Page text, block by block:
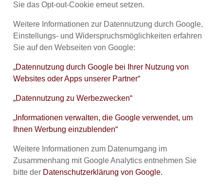
Sie das Opt-out-Cookie erneut setzen.
Weitere Informationen zur Datennutzung durch Google,
Einstellungs- und Widerspruchsmöglichkeiten erfahren
Sie auf den Webseiten von Google:
„Datennutzung durch Google bei Ihrer Nutzung von
Websites oder Apps unserer Partner“
„Datennutzung zu Werbezwecken“
„Informationen verwalten, die Google verwendet, um
Ihnen Werbung einzublenden“
Weitere Informationen zum Datenumgang im
Zusammenhang mit Google Analytics entnehmen Sie
bitte der Datenschutzerklärung von Google.